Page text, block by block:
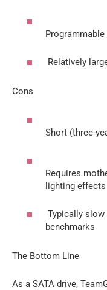
Relatively
Cons
Short (three-
Requires
lighting effects
Typically slow
benchmarks
The Bottom Line
As a SATA drive,